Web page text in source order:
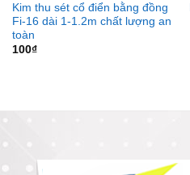
Kim thu sét cổ điển bằng đồng
Fi-16 dài 1-1.2m chất lượng an
toàn
100₫